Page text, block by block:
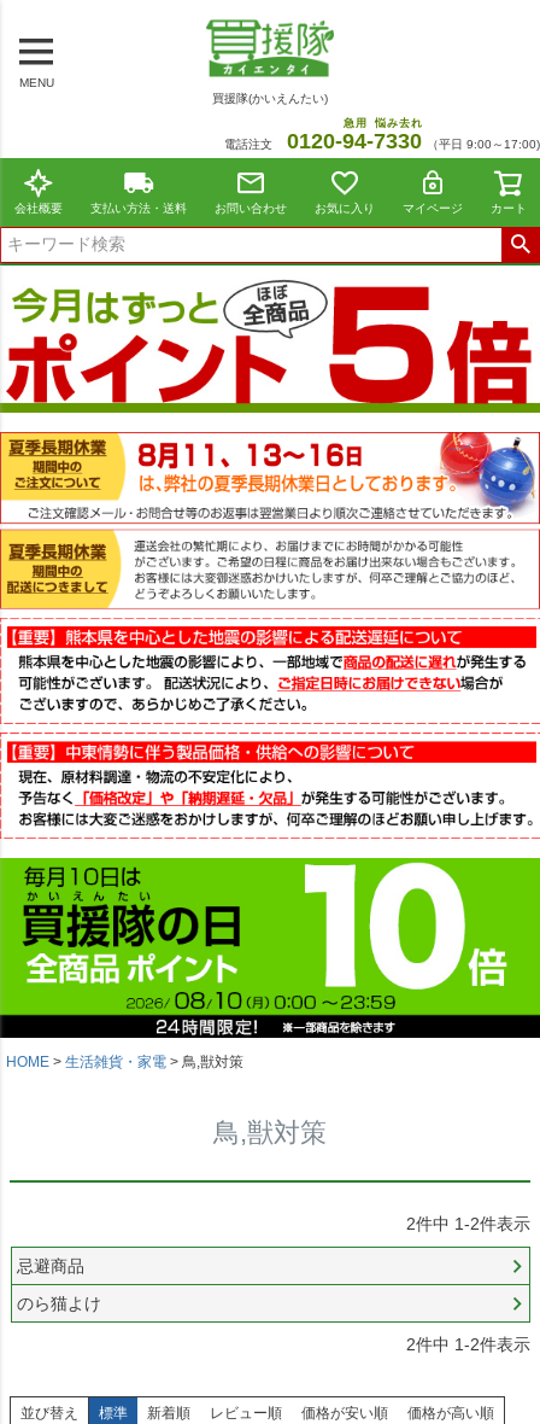
MENU
買援隊(かいえんたい)
電話注文 0120-94
急用
-7330
悩み去れ
（平日 9:00～17:00)
会社概要 支払い方法・送料 お問い合わせ お気に入り マイページ カート
HOME 生活雑貨・家電 鳥,獣対策
鳥,獣対策
2件中 1-2件表示
忌避商品
のら猫よけ
2件中 1-2件表示
並び替え 標準 新着順 レビュー順 価格が安い順 価格が高い順